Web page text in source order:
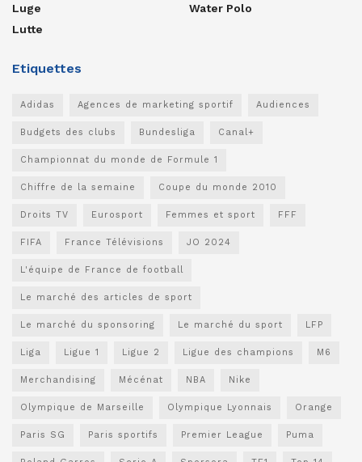
Luge
Lutte
Water Polo
Etiquettes
Adidas Agences de marketing sportif Audiences
Budgets des clubs Bundesliga Canal+
Championnat du monde de Formule 1
Chiffre de la semaine Coupe du monde 2010
Droits TV Eurosport Femmes et sport FFF
FIFA France Télévisions JO 2024
L'équipe de France de football
Le marché des articles de sport
Le marché du sponsoring Le marché du sport LFP
Liga Ligue 1 Ligue 2 Ligue des champions M6
Merchandising Mécénat NBA Nike
Olympique de Marseille Olympique Lyonnais Orange
Paris SG Paris sportifs Premier League Puma